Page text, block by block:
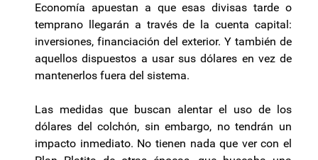
Economía apuestan a que esas divisas tarde o
temprano llegarán a través de la cuenta capital:
inversiones, financiación del exterior. Y también de
aquellos dispuestos a usar sus dólares en vez de
mantenerlos fuera del sistema.
Las medidas que buscan alentar el uso de los
dólares del colchón, sin embargo, no tendrán un
impacto inmediato. No tienen nada que ver con el